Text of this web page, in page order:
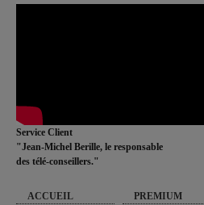
Service Client
"Jean-Michel Berille, le responsable
des télé-conseillers."
ACCUEIL PREMIUM